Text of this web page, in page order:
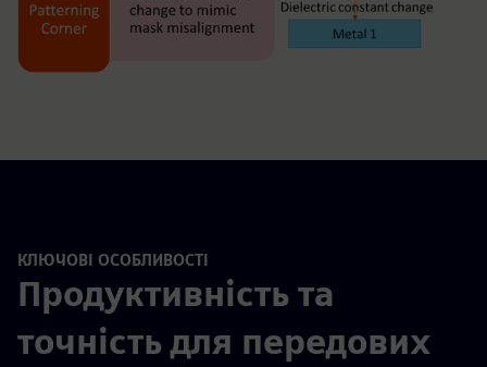
КЛЮЧОВІ ОСОБЛИВОСТІ
Продуктивність та
точність для передових